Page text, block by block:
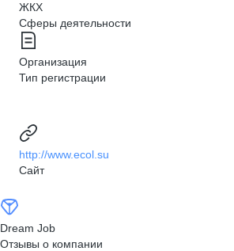
ЖКХ
Сферы деятельности
Организация
Тип регистрации
http://www.ecol.su
Сайт
Dream Job
Отзывы о компании